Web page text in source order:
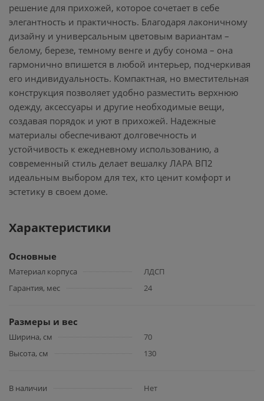
решение для прихожей, которое сочетает в себе
элегантность и практичность. Благодаря лаконичному
дизайну и универсальным цветовым вариантам –
белому, березе, темному венге и дубу сонома – она
гармонично впишется в любой интерьер, подчеркивая
его индивидуальность. Компактная, но вместительная
конструкция позволяет удобно разместить верхнюю
одежду, аксессуары и другие необходимые вещи,
создавая порядок и уют в прихожей. Надежные
материалы обеспечивают долговечность и
устойчивость к ежедневному использованию, а
современный стиль делает вешалку ЛАРА ВП2
идеальным выбором для тех, кто ценит комфорт и
эстетику в своем доме.
Характеристики
Основные
Материал корпуса
ЛДСП
Гарантия, мес
24
Размеры и вес
Ширина, см
70
Высота, см
130
В наличии Нет